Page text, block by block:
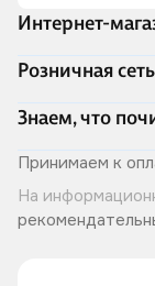
Интернет-
Акции
Доставка и
Программа
Подарочные
Правила
Политика
Розничная сеть
Адреса
Книжный Дозор
О компании
Читай-город для
Хотите у нас
Знаем, что
Скоро в продаже
Лучшие из
Читай-журнал
Принимаем к
На